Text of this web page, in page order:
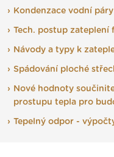
Kondenzace vodní páry
Tech. postup zateplení
Návody a typy k
Spádování ploché
Nové hodnoty
prostupu tepla pro
Tepelný odpor -